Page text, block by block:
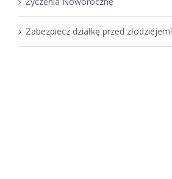
Zabezpiecz działkę przed złodziejem!